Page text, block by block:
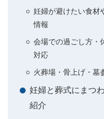
妊婦が避けたい食材
情報
会場での過ごし方・
対応
火葬場・骨上げ・墓
妊婦と葬式にまつ
紹介